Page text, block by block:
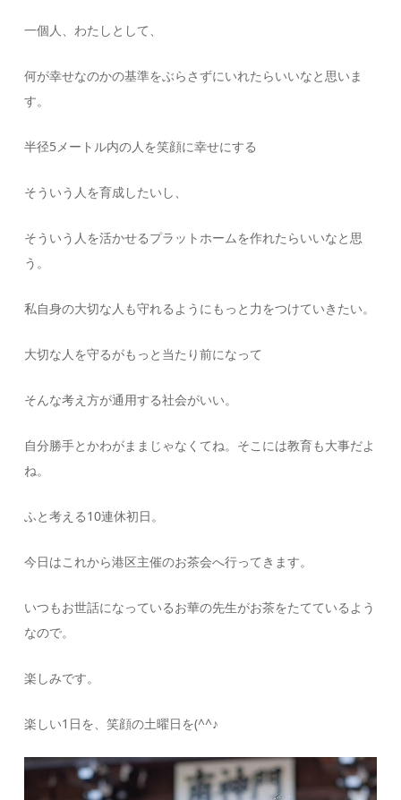
一個人、わたしとして、
何が幸せなのかの基準をぶらさずにいれたらいいなと思いま
す。
半径5メートル内の人を笑顔に幸せにする
そういう人を育成したいし、
そういう人を活かせるプラットホームを作れたらいいなと思
う。
私自身の大切な人も守れるようにもっと力をつけていきたい。
大切な人を守るがもっと当たり前になって
そんな考え方が通用する社会がいい。
自分勝手とかわがままじゃなくてね。そこには教育も大事だよ
ね。
ふと考える10連休初日。
今日はこれから港区主催のお茶会へ行ってきます。
いつもお世話になっているお華の先生がお茶をたてているよう
なので。
楽しみです。
楽しい1日を、笑顔の土曜日を(^^♪